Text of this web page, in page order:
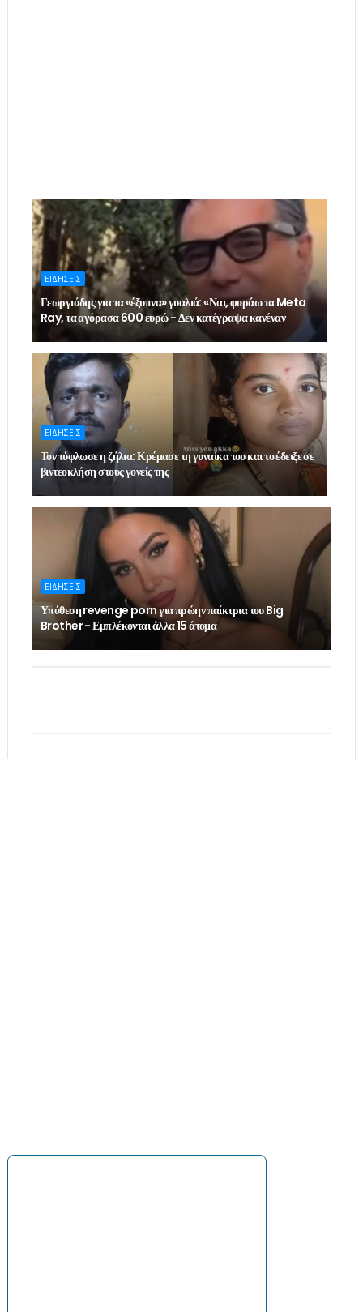
ΕΙΔΗΣΕΙΣ
Γεωργιάδης για τα «έξυπνα» γυαλιά: «Ναι, φοράω τα Meta
Ray, τα αγόρασα 600 ευρώ - Δεν κατέγραψα κανέναν
ΕΙΔΗΣΕΙΣ
Τον τύφλωσε η ζήλια: Κρέμασε τη γυναίκα του και το έδειξε σε
βιντεοκλήση στους γονείς της
ΕΙΔΗΣΕΙΣ
Υπόθεση revenge porn για πρώην παίκτρια του Big
Brother - Εμπλέκονται άλλα 15 άτομα